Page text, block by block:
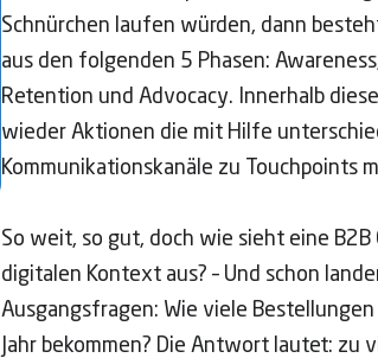
Schnürchen laufen würden, dann
aus den folgenden 5 Phasen:
Retention und Advocacy. Innerhalb
wieder Aktionen die mit Hilfe
Kommunikationskanäle zu Touchpoints
So weit, so gut, doch wie sieht eine B2B
digitalen Kontext aus? – Und schon
Ausgangsfragen: Wie viele
Jahr bekommen? Die Antwort lautet: zu